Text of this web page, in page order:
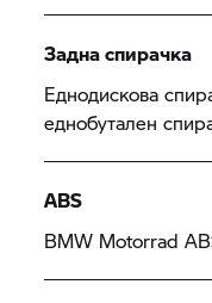
Задна спирачка
Еднодискова
еднобутален
ABS
BMW Motorrad